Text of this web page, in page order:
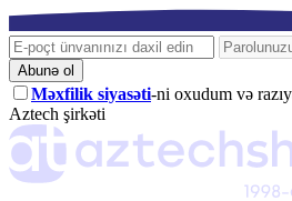
Abunə ol
Məxfilik siyasəti-ni oxudum və
Aztech şirkəti